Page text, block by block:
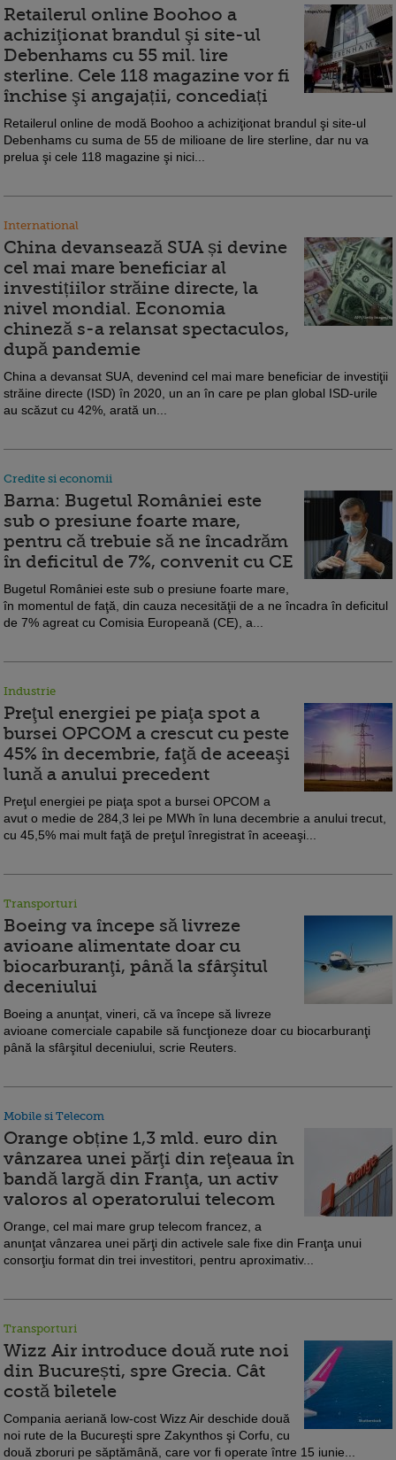
Retailerul online Boohoo a
achiziţionat brandul şi site-ul
Debenhams cu 55 mil. lire
sterline. Cele 118 magazine vor fi
închise şi angajații, concediați
Retailerul online de modă Boohoo a achiziţionat brandul şi site-ul
Debenhams cu suma de 55 de milioane de lire sterline, dar nu va
prelua şi cele 118 magazine şi nici...
International
China devansează SUA și devine
cel mai mare beneficiar al
investițiilor străine directe, la
nivel mondial. Economia
chineză s-a relansat spectaculos,
după pandemie
China a devansat SUA, devenind cel mai mare beneficiar de investiţii
străine directe (ISD) în 2020, un an în care pe plan global ISD-urile
au scăzut cu 42%, arată un...
Credite si economii
Barna: Bugetul României este
sub o presiune foarte mare,
pentru că trebuie să ne încadrăm
în deficitul de 7%, convenit cu CE
Bugetul României este sub o presiune foarte mare,
în momentul de faţă, din cauza necesităţii de a ne încadra în deficitul
de 7% agreat cu Comisia Europeană (CE), a...
Industrie
Preţul energiei pe piaţa spot a
bursei OPCOM a crescut cu peste
45% în decembrie, faţă de aceeaşi
lună a anului precedent
Preţul energiei pe piaţa spot a bursei OPCOM a
avut o medie de 284,3 lei pe MWh în luna decembrie a anului trecut,
cu 45,5% mai mult faţă de preţul înregistrat în aceeaşi...
Transporturi
Boeing va începe să livreze
avioane alimentate doar cu
biocarburanţi, până la sfârşitul
deceniului
Boeing a anunţat, vineri, că va începe să livreze
avioane comerciale capabile să funcţioneze doar cu biocarburanţi
până la sfârşitul deceniului, scrie Reuters.
Mobile si Telecom
Orange obține 1,3 mld. euro din
vânzarea unei părţi din reţeaua în
bandă largă din Franţa, un activ
valoros al operatorului telecom
Orange, cel mai mare grup telecom francez, a
anunţat vânzarea unei părţi din activele sale fixe din Franţa unui
consorţiu format din trei investitori, pentru aproximativ...
Transporturi
Wizz Air introduce două rute noi
din București, spre Grecia. Cât
costă biletele
Compania aeriană low-cost Wizz Air deschide două
noi rute de la Bucureşti spre Zakynthos şi Corfu, cu
două zboruri pe săptămână, care vor fi operate între 15 iunie...